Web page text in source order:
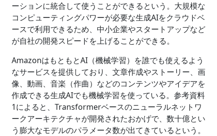
ーションに統合して使うことができるという。大規模な
コンピューティングパワーが必要な生成AIをクラウドベ
ースで利用できるため、中小企業やスタートアップなど
が自社の開発スピードを上げることができる。
AmazonはもともとAI（機械学習）を誰でも使えるよう
なサービスを提供しており、文章作成やストーリー、画
像、動画、音楽（作曲）などのコンテンツやアイデアを
作成できる生成AIでも機械学習を使っている。参考資料
1によると、Transformerベースのニューラルネットワ
ークアーキテクチャが開発されたおかげで、数十億とい
う膨大なモデルのパラメータ数が出てきているという。